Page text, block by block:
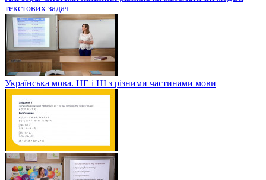
текстових задач
Українська мова. НЕ і НІ з різними частинами мови